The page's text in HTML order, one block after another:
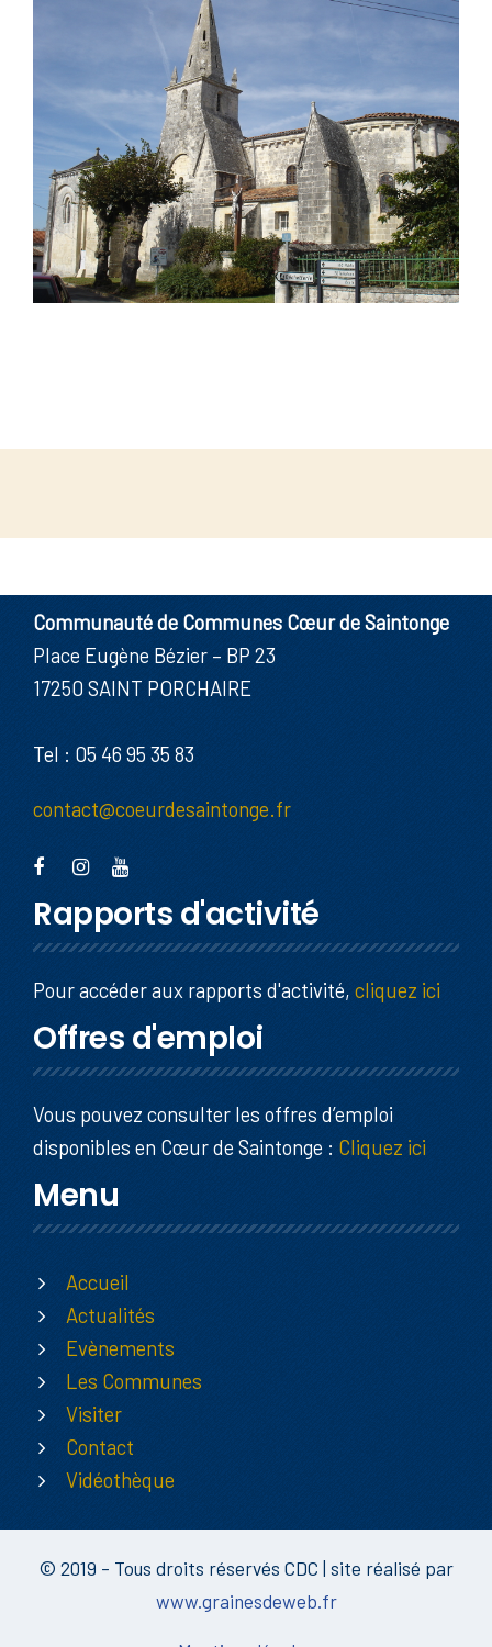
Communauté de Communes Cœur de Saintonge
Place Eugène Bézier – BP 23
17250 SAINT PORCHAIRE
Tel : 05 46 95 35 83
contact@coeurdesaintonge.fr
Rapports d'activité
Pour accéder aux rapports d'activité, cliquez ici
Offres d'emploi
Vous pouvez consulter les offres d’emploi
disponibles en Cœur de Saintonge : Cliquez ici
Menu
Accueil
Actualités
Evènements
Les Communes
Visiter
Contact
Vidéothèque
© 2019 - Tous droits réservés CDC | site réalisé par
www.grainesdeweb.fr